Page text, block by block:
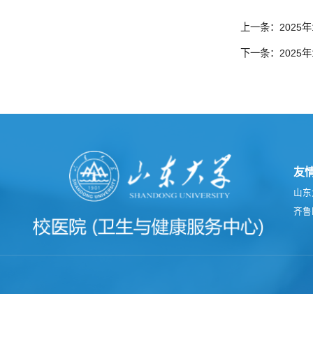
上一条：2025
下一条：2025
友
山
齐